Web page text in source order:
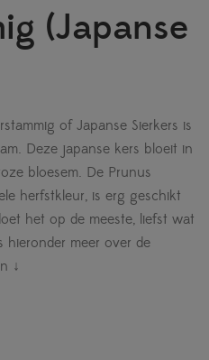
(Japanse
of Japanse Sierkers is
Deze japanse kers bloeit in
bloesem. De Prunus
herfstkleur, is erg geschikt
het op de meeste, liefst wat
hieronder meer over de
↓